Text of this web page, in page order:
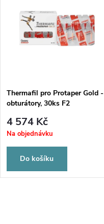
Thermafil pro Protaper Gold -
obturátory, 30ks F2
4 574 Kč
Na objednávku
Do košíku